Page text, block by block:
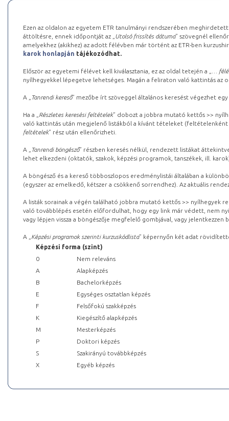
Ezen az oldalon az egyetem ETR tanulmányi rendszerében
áttöltésre, ennek időpontját az „ Utolsó frissítés dátuma” szövegnél
amelyekhez (akikhez) az adott félévben már történt az ETR-ben
karok honlapján tájékozódhat.
Először az egyetemi félévet kell kiválasztania, ez az oldal tetején a „
…
nyílhegyekkel lépegetve lehetséges. Magán a feliraton való kattintás az
A „ Tanrendi kereső” mezőbe írt szöveggel általános keresést végezhet
Ha a „ Részletes keresési feltételek” dobozt a jobbra mutató kettős >>
való kattintás után megjelenő listákból a kívánt tételeket (feltételenként
feltételek” rész után ellenőrizheti.
A „ Tanrendi böngésző” részben keresés nélkül, rendezett listákat
lehet elkezdeni (oktatók, szakok, képzési programok, tanszékek, ill.
A böngésző és a kereső többoszlopos eredménylistái általában a
(egyszer az emelkedő, kétszer a csökkenő sorrendhez). Az aktuális
A listák sorainak a végén található jobbra mutató kettős >> nyílhegyek
való továbblépés esetén előfordulhat, hogy egy link már védett, nem
vagy lépjen vissza a böngészője megfelelő gombjával, vagy
A „ Képzési programok szerinti kurzuskódlista” képernyőn két adat
Képzési forma (szint)
0
Nem releváns
A
Alapképzés
B
Bachelorképzés
E
Egységes osztatlan képzés
F
Felsőfokú szakképzés
K
Kiegészítő alapképzés
M
Mesterképzés
P
Doktori képzés
S
Szakirányú továbbképzés
X
Egyéb képzés